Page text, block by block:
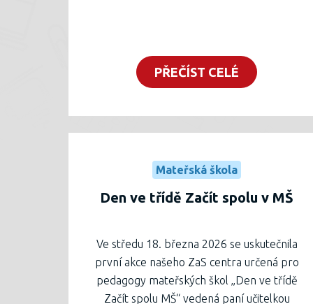
PŘEČÍST CELÉ
Mateřská škola
Den ve třídě Začít spolu v MŠ
Ve středu 18. března 2026 se uskutečnila
první akce našeho ZaS centra určená pro
pedagogy mateřských škol „Den ve třídě
Začít spolu MŠ“ vedená paní učitelkou